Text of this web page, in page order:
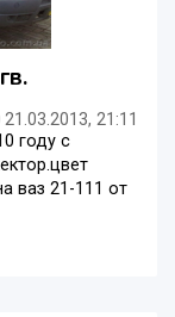
21.03.2013, 21:11
году с
ваз 21-111 от